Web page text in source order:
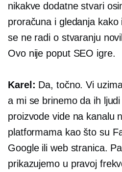
nikakve dodatne stvari
proračuna i gledanja
se ne radi o stvaranju
Ovo nije poput SEO igre.
Karel: Da, točno. Vi
a mi se brinemo da ih
proizvode vide na kanalu
platformama kao što su
Google ili web stranica.
prikazujemo u pravoj